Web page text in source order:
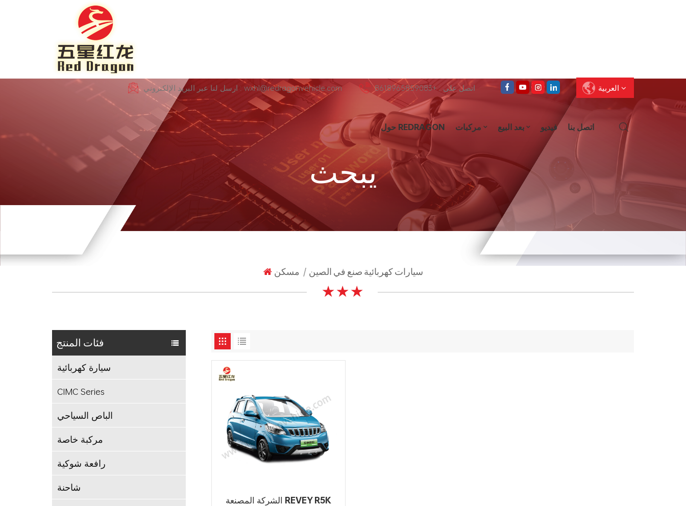
ارسل لنا عبر البريد الإلكتروني : wxhl@redragonvehicle.com اتصل على : +8618965859083 العربية
English
Français
Deutsch
Pусский
Español
العربية
حول REDRAGON مركبات بعد البيع فيديو اتصل بنا
يبحث
مسكن | سيارات كهربائية صنع في الصين
★ ★ ★
فئات المنتج
سيارة كهربائية
CIMC Series
الباص السياحي
مركبة خاصة
رافعة شوكية
شاحنة
الشركة المصنعة REVEY R5K